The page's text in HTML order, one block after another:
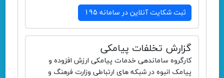
ثبت شکایت آنلاین در سامانه 195
گزارش تخلفات پیامکی
کارگروه ساماندهی خدمات پیامکی ارزش افزوده و
پیامک انبوه در شبکه های ارتباطی وزارت فرهنگ و